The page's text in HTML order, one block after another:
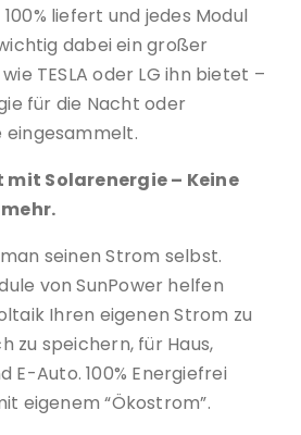
liefert und jedes Modul
dabei ein großer
TESLA oder LG ihn bietet –
für die Nacht oder
Solarenergie – Keine
seinen Strom selbst.
von SunPower helfen
Ihren eigenen Strom zu
zu speichern, für Haus,
E-Auto. 100% Energiefrei
eigenem “Ökostrom”.